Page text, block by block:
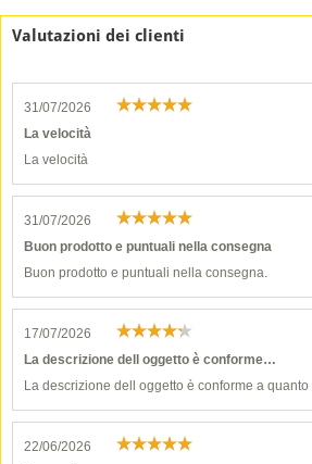
Valutazioni dei clienti
31/07/2026
La velocità
La velocità
31/07/2026
Buon prodotto e puntuali nella consegna
Buon prodotto e puntuali nella consegna.
17/07/2026
La descrizione dell oggetto è conforme…
La descrizione dell oggetto è conforme a quanto
22/06/2026